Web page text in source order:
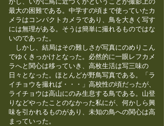
最大の困難である。中学すの頃まで使っていたカ
メラはコンパクトカメラであり、鳥を大きく写す
には無理がある。そうは簡単に撮れるものではな
いのであった。
しかし、結局はその難しさが写真にのめりこん
でゆくきっかけとなった。必然的に一眼レフカメ
ラへと関心は移っていき、高枚生活は写三味の
日々となった。ほとんどが野鳥写真である。「ラ
イチョウを撮れば・・・」高校性の頃だったが、
ライチョウは高山にのみ生息する鳥である。山登
りなどやったことのなかった私にが、何かしら興
味を引かれるものがあり、未知の鳥への関心は高
まっていった。